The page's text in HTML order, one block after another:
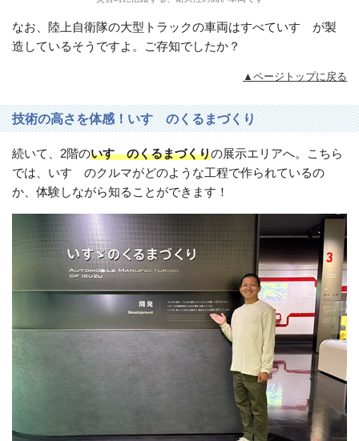
なお、陸上自衛隊の大型トラックの車両はすべていすゞが製
造しているそうですよ。ご存知でしたか？
▲ページトップに戻る
技術の高さを体感！いすゞのくるまづくり
続いて、2階のいすゞのくるまづくりの展示エリアへ。こちら
では、いすゞのクルマがどのような工程で作られているの
か、体験しながら知ることができます！